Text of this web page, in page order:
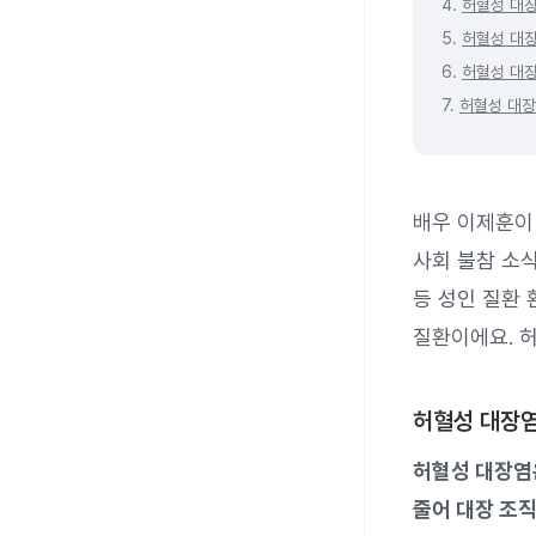
4. 허혈성 대
5. 허혈성 대
6. 허혈성 대
7. 허혈성 대
배우 이제훈
사회 불참 소
등 성인 질환
질환이에요.
허혈성 대장
허혈성 대장
줄어 대장 조